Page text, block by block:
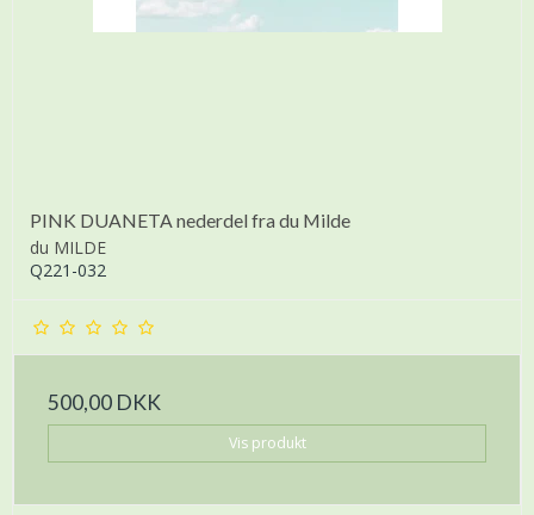
PINK DUANETA nederdel fra du Milde
du MILDE
Q221-032
500,00 DKK
Vis produkt